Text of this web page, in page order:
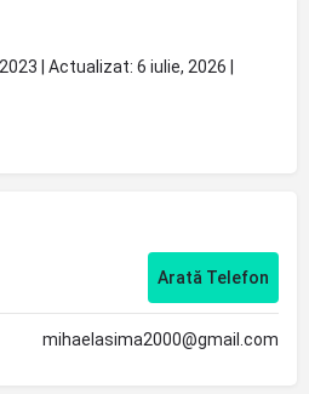
| Actualizat: 6 iulie, 2026 |
Arată Telefon
mihaelasima2000@gmail.com